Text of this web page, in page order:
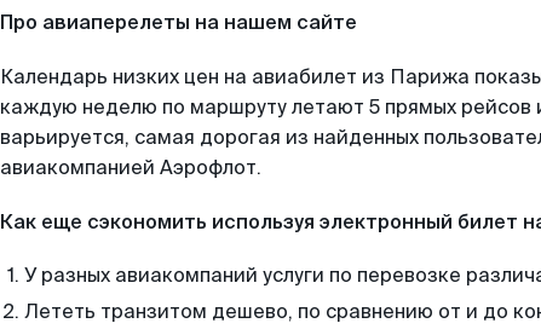
Про авиаперелеты на нашем сайте
Календарь низких цен на авиабилет из Парижа
каждую неделю по маршруту летают 5 прямых рейсов
варьируется, самая дорогая из найденных
авиакомпанией Аэрофлот.
Как еще сэкономить используя электронный билет
У разных авиакомпаний услуги по перевозке
Лететь транзитом дешево, по сравнению от и до